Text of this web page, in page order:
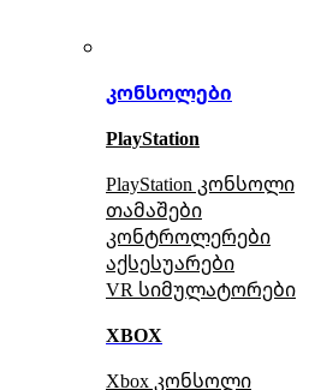
კონსოლები
PlayStation
PlayStation კონსოლი
თამაშები
კონტროლერები
აქსესუარები
VR სიმულატორები
XBOX
Xbox კონსოლი